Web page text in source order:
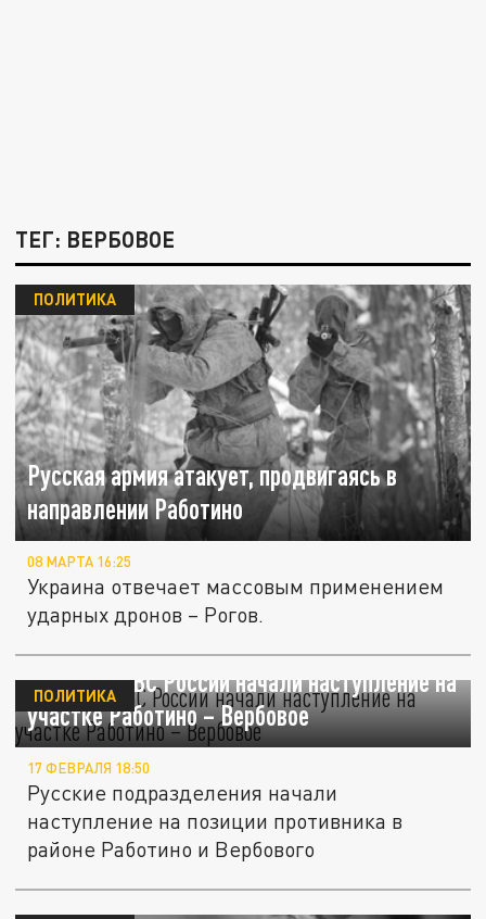
ТЕГ: ВЕРБОВОЕ
Русская армия атакует, продвигаясь в
направлении Работино
ПОЛИТИКА
08 МАРТА 16:25
Украина отвечает массовым применением
ударных дронов – Рогов.
WarGonzo: ВС России начали наступление на
участке Работино – Вербовое
ПОЛИТИКА
17 ФЕВРАЛЯ 18:50
Русские подразделения начали
наступление на позиции противника в
районе Работино и Вербового